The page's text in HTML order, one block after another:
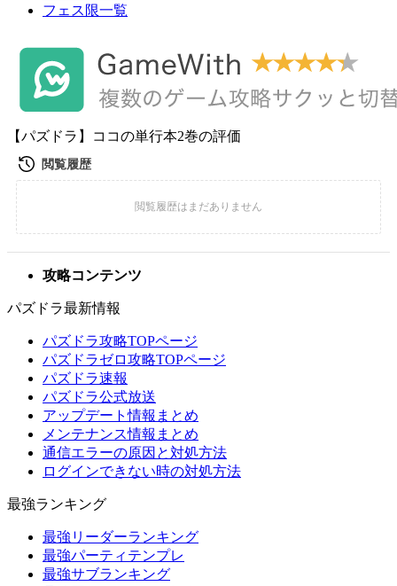
フェス限一覧
【パズドラ】ココの単行本2巻の評価
攻略コンテンツ
パズドラ最新情報
パズドラ攻略TOPページ
パズドラゼロ攻略TOPページ
パズドラ速報
パズドラ公式放送
アップデート情報まとめ
メンテナンス情報まとめ
通信エラーの原因と対処方法
ログインできない時の対処方法
最強ランキング
最強リーダーランキング
最強パーティテンプレ
最強サブランキング